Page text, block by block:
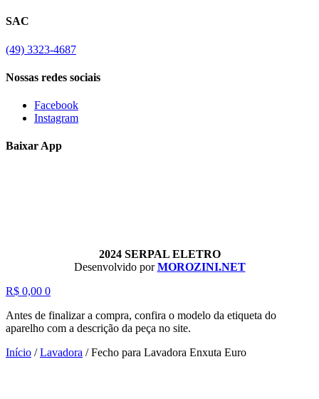
SAC
(49) 3323-4687
Nossas redes sociais
Facebook
Instagram
Baixar App
2024 SERPAL ELETRO
Desenvolvido porMOROZINI.NET
R$ 0,00 0
Antes de finalizar a compra, confira o modelo da etiqueta do
aparelho com a descrição da peça no site.
Início /Lavadora /Fecho para Lavadora Enxuta Euro